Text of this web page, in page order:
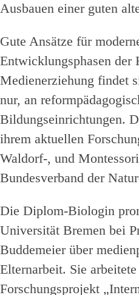
Ausbauen einer guten
Gute Ansätze für
Entwicklungsphasen der
Medienerziehung findet
nur, an
Bildungseinrichtungen.
ihrem aktuellen
Waldorf-, und
Bundesverband der
Die Diplom-Biologin
Universität Bremen bei
Buddemeier über
Elternarbeit. Sie
Forschungsprojekt